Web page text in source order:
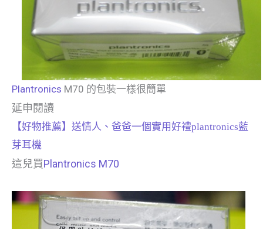
Plantronics M70 的包裝一樣很簡單
延申閱讀
【好物推薦】送情人、爸爸一個實用好禮plantronics藍
芽耳機
這兒買Plantronics M70